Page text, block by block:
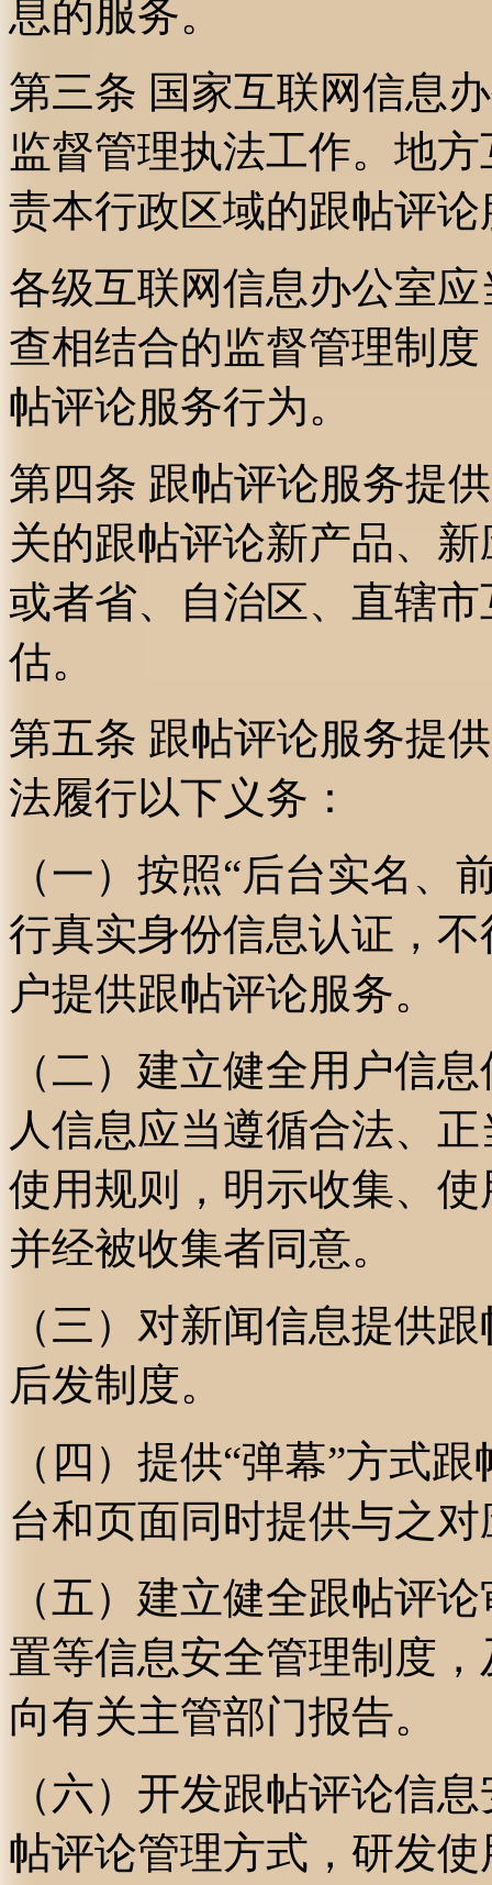
息的服务。
第三条 国家互联网信息
监督管理执法工作。地
责本行政区域的跟帖评
各级互联网信息办公室
查相结合的监督管理制
帖评论服务行为。
第四条 跟帖评论服务提
关的跟帖评论新产品、
或者省、自治区、直辖
估。
第五条 跟帖评论服务提
法履行以下义务：
（一）按照“后台实名、
行真实身份信息认证，
户提供跟帖评论服务。
（二）建立健全用户信
人信息应当遵循合法、
使用规则，明示收集、
并经被收集者同意。
（三）对新闻信息提供
后发制度。
（四）提供“弹幕”方式
台和页面同时提供与之
（五）建立健全跟帖评
置等信息安全管理制度
向有关主管部门报告。
（六）开发跟帖评论信
帖评论管理方式，研发